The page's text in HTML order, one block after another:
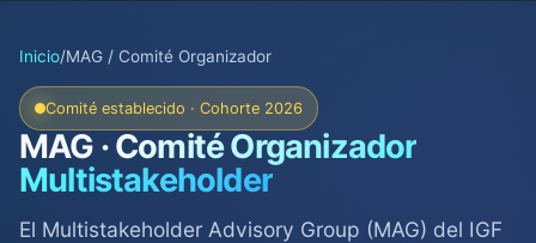
Inicio/MAG / Comité Organizador
Comité establecido · Cohorte 2026
MAG ·Comité Organizador
Multistakeholder
El Multistakeholder Advisory Group (MAG) del IGF